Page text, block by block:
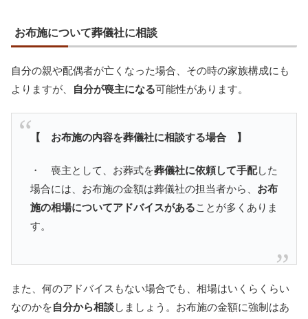
お布施について葬儀社に相談
自分の親や配偶者が亡くなった場合、その時の家族構成にも
よりますが、
自分が喪主になる可能性があります。
【 お布施の内容を葬儀社に相談する場合 】
・ 喪主として、お葬式を葬儀社に依頼して手配した
場合には、お布施の金額は葬儀社の担当者から、 お布
施の相場についてアドバイスがあることが多くありま
す。
また、何のアドバイスもない場合でも、相場はいくらくらい
なのかを自分から相談しましょう。お布施の金額に強制はあ